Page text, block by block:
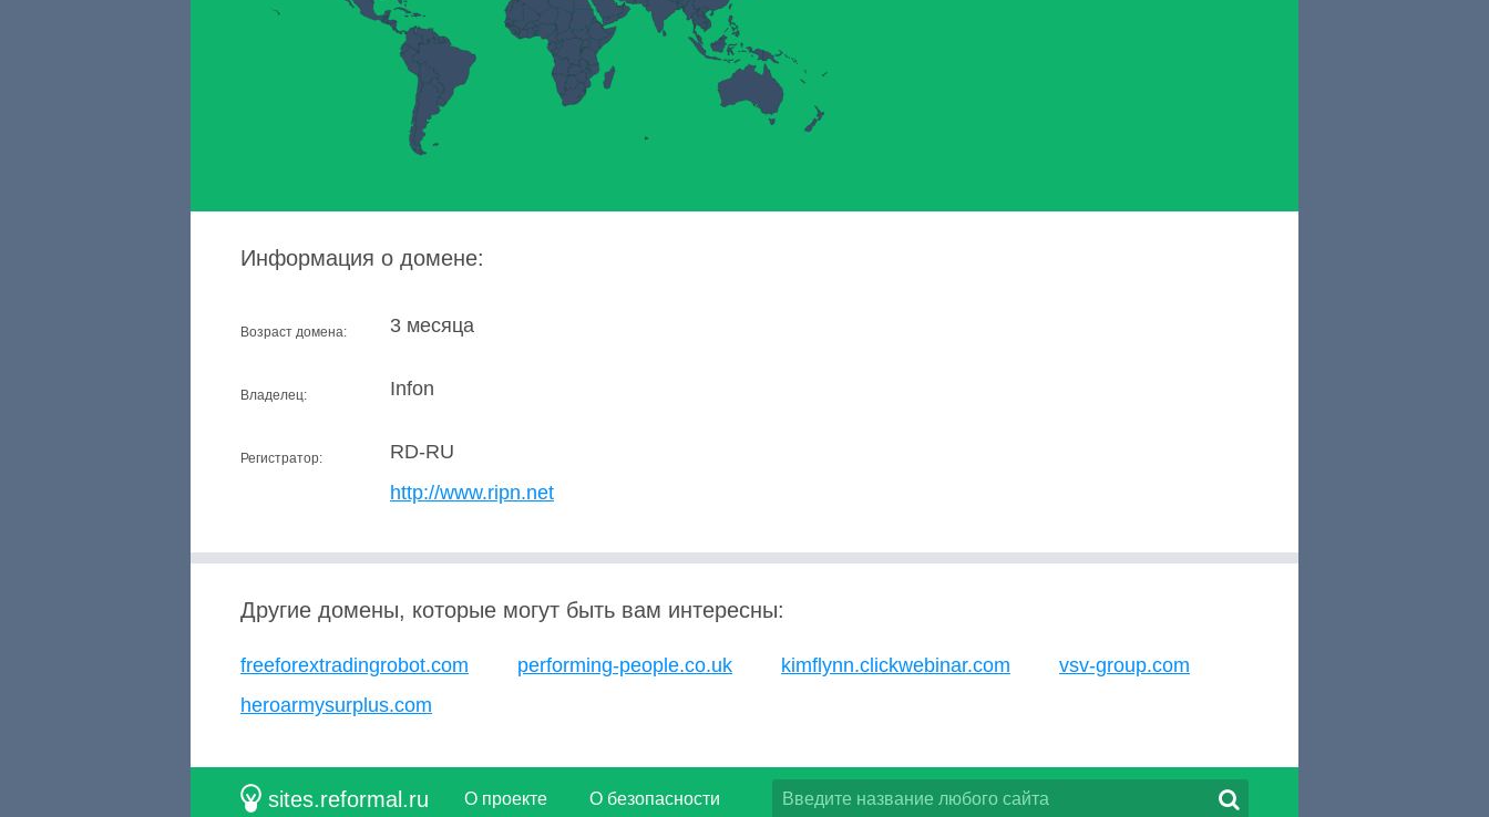
Информация о домене:
Возраст домена: 3 месяца
Владелец: Infon
Регистратор:
RD-RU
http://www.ripn.net
Другие домены, которые могут быть вам интересны:
freeforextradingrobot.com performing-people.co.uk kimflynn.clickwebinar.com
vsv-group.com
heroarmysurplus.com
sites.reformal.ru О проекте О безопасности